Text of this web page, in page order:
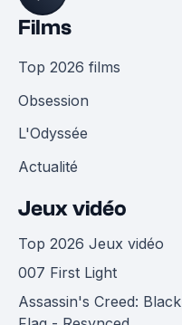
Films
Top 2026 films
Obsession
L'Odyssée
Actualité
Jeux vidéo
Top 2026 Jeux vidéo
007 First Light
Assassin's Creed: Black